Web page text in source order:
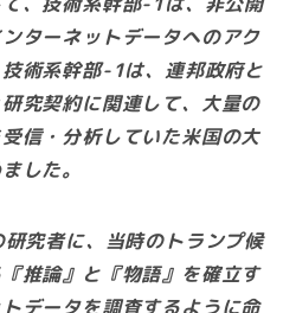
ターネットデータへのアク
術系幹部-1は、連邦政府と
究契約に関連して、大量の
信・分析していた米国の大
した。
究者に、当時のトランプ候
推論』と『物語』を確立す
データを調査するように命